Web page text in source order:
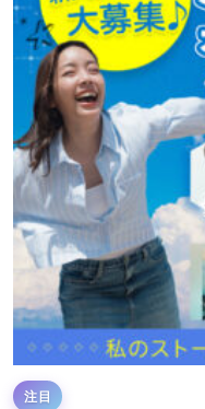
注目